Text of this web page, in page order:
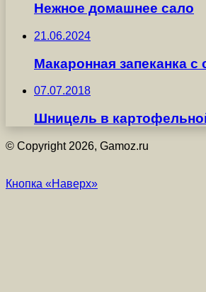
Нежное домашнее сало
21.06.2024
Макаронная запеканка
07.07.2018
Шницель в
© Copyright 2026, Gamoz.ru
Кнопка «Наверх»